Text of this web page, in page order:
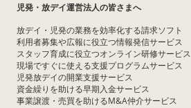
児発・放デイ運営法人の皆さまへ
放デイ・児発の業務を効率化する請求ソフト
利用者募集や広報に役立つ情報発信サービス
スタッフ育成に役立つオンライン研修サービス
現場ですぐに使える支援プログラムサービス
児発放デイの開業支援サービス
資金繰りを助ける早期入金サービス
事業譲渡・売買を助けるM&A仲介サービス